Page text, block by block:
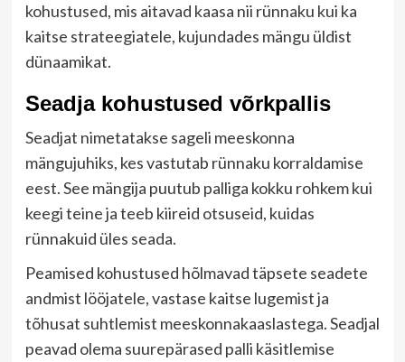
kohustused, mis aitavad kaasa nii rünnaku kui ka
kaitse strateegiatele, kujundades mängu üldist
dünaamikat.
Seadja kohustused võrkpallis
Seadjat nimetatakse sageli meeskonna
mängujuhiks, kes vastutab rünnaku korraldamise
eest. See mängija puutub palliga kokku rohkem kui
keegi teine ja teeb kiireid otsuseid, kuidas
rünnakuid üles seada.
Peamised kohustused hõlmavad täpsete seadete
andmist lööjatele, vastase kaitse lugemist ja
tõhusat suhtlemist meeskonnakaaslastega. Seadjal
peavad olema suurepärased palli käsitlemise